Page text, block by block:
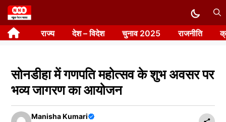
Skip
to
content राज्य देश – विदेश चुनाव 2025 राजनीति
सोनडीहा में गणपति महोत्सव के शुभ अवसर पर
भव्य जागरण का आयोजन
Manisha Kumari